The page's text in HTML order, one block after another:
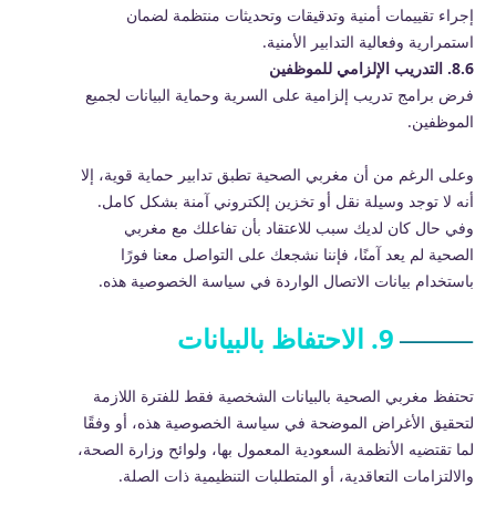
إجراء تقييمات أمنية وتدقيقات وتحديثات منتظمة لضمان
استمرارية وفعالية التدابير الأمنية.
8.6. التدريب الإلزامي للموظفين
فرض برامج تدريب إلزامية على السرية وحماية البيانات لجميع
الموظفين.
وعلى الرغم من أن مغربي الصحية تطبق تدابير حماية قوية، إلا
أنه لا توجد وسيلة نقل أو تخزين إلكتروني آمنة بشكل كامل.
وفي حال كان لديك سبب للاعتقاد بأن تفاعلك مع مغربي
الصحية لم يعد آمنًا، فإننا نشجعك على التواصل معنا فورًا
باستخدام بيانات الاتصال الواردة في سياسة الخصوصية هذه.
9. الاحتفاظ بالبيانات
تحتفظ مغربي الصحية بالبيانات الشخصية فقط للفترة اللازمة
لتحقيق الأغراض الموضحة في سياسة الخصوصية هذه، أو وفقًا
لما تقتضيه الأنظمة السعودية المعمول بها، ولوائح وزارة الصحة،
والالتزامات التعاقدية، أو المتطلبات التنظيمية ذات الصلة.